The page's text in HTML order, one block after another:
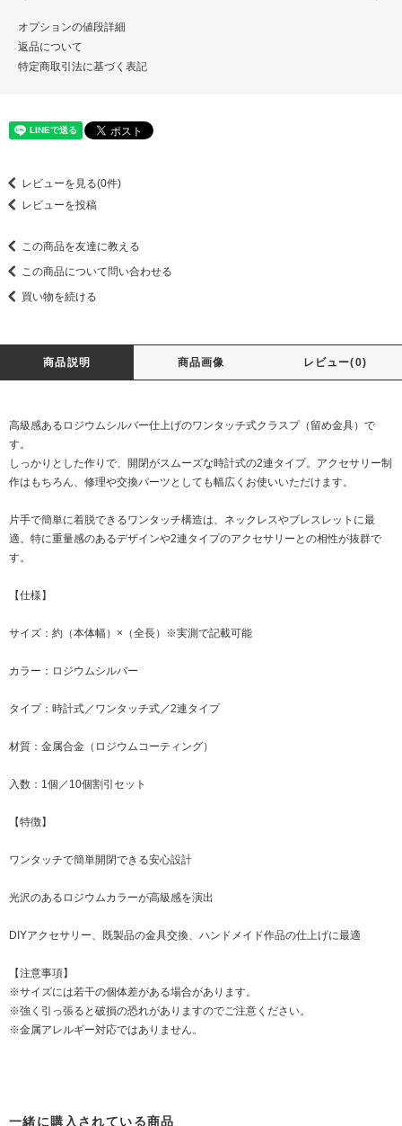
オプションの値段詳細
返品について
特定商取引法に基づく表記
レビューを見る(0件)
レビューを投稿
この商品を友達に教える
この商品について問い合わせる
買い物を続ける
商品説明 商品画像 レビュー(0)
高級感あるロジウムシルバー仕上げのワンタッチ式クラスプ（留め金具）で
す。
しっかりとした作りで、開閉がスムーズな時計式の2連タイプ。アクセサリー制
作はもちろん、修理や交換パーツとしても幅広くお使いいただけます。
片手で簡単に着脱できるワンタッチ構造は、ネックレスやブレスレットに最
適。特に重量感のあるデザインや2連タイプのアクセサリーとの相性が抜群で
す。
【仕様】
サイズ：約（本体幅）×（全長）※実測で記載可能
カラー：ロジウムシルバー
タイプ：時計式／ワンタッチ式／2連タイプ
材質：金属合金（ロジウムコーティング）
入数：1個／10個割引セット
【特徴】
ワンタッチで簡単開閉できる安心設計
光沢のあるロジウムカラーが高級感を演出
DIYアクセサリー、既製品の金具交換、ハンドメイド作品の仕上げに最適
【注意事項】
※サイズには若干の個体差がある場合があります。
※強く引っ張ると破損の恐れがありますのでご注意ください。
※金属アレルギー対応ではありません。
一緒に購入されている商品